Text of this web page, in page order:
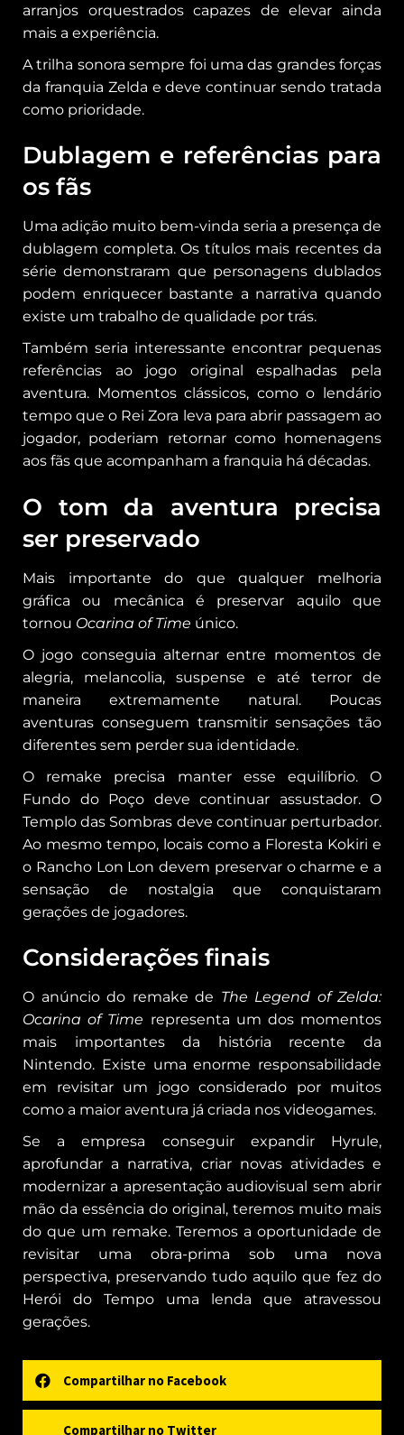
arranjos orquestrados capazes de elevar ainda
mais a experiência.
A trilha sonora sempre foi uma das grandes forças
da franquia Zelda e deve continuar sendo tratada
como prioridade.
Dublagem e referências para
os fãs
Uma adição muito bem-vinda seria a presença de
dublagem completa. Os títulos mais recentes da
série demonstraram que personagens dublados
podem enriquecer bastante a narrativa quando
existe um trabalho de qualidade por trás.
Também seria interessante encontrar pequenas
referências ao jogo original espalhadas pela
aventura. Momentos clássicos, como o lendário
tempo que o Rei Zora leva para abrir passagem ao
jogador, poderiam retornar como homenagens
aos fãs que acompanham a franquia há décadas.
O tom da aventura precisa
ser preservado
Mais importante do que qualquer melhoria
gráfica ou mecânica é preservar aquilo que
tornou Ocarina of Time único.
O jogo conseguia alternar entre momentos de
alegria, melancolia, suspense e até terror de
maneira extremamente natural. Poucas
aventuras conseguem transmitir sensações tão
diferentes sem perder sua identidade.
O remake precisa manter esse equilíbrio. O
Fundo do Poço deve continuar assustador. O
Templo das Sombras deve continuar perturbador.
Ao mesmo tempo, locais como a Floresta Kokiri e
o Rancho Lon Lon devem preservar o charme e a
sensação de nostalgia que conquistaram
gerações de jogadores.
Considerações finais
O anúncio do remake de The Legend of Zelda:
Ocarina of Time representa um dos momentos
mais importantes da história recente da
Nintendo. Existe uma enorme responsabilidade
em revisitar um jogo considerado por muitos
como a maior aventura já criada nos videogames.
Se a empresa conseguir expandir Hyrule,
aprofundar a narrativa, criar novas atividades e
modernizar a apresentação audiovisual sem abrir
mão da essência do original, teremos muito mais
do que um remake. Teremos a oportunidade de
revisitar uma obra-prima sob uma nova
perspectiva, preservando tudo aquilo que fez do
Herói do Tempo uma lenda que atravessou
gerações.
Compartilhar no Facebook
Compartilhar no Twitter